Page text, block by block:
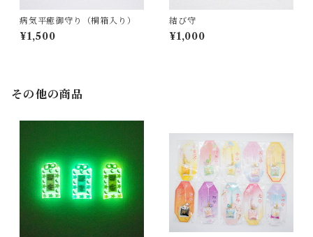
病気平癒御守り（桐箱入り）
¥1,500
結び守
¥1,000
その他の商品